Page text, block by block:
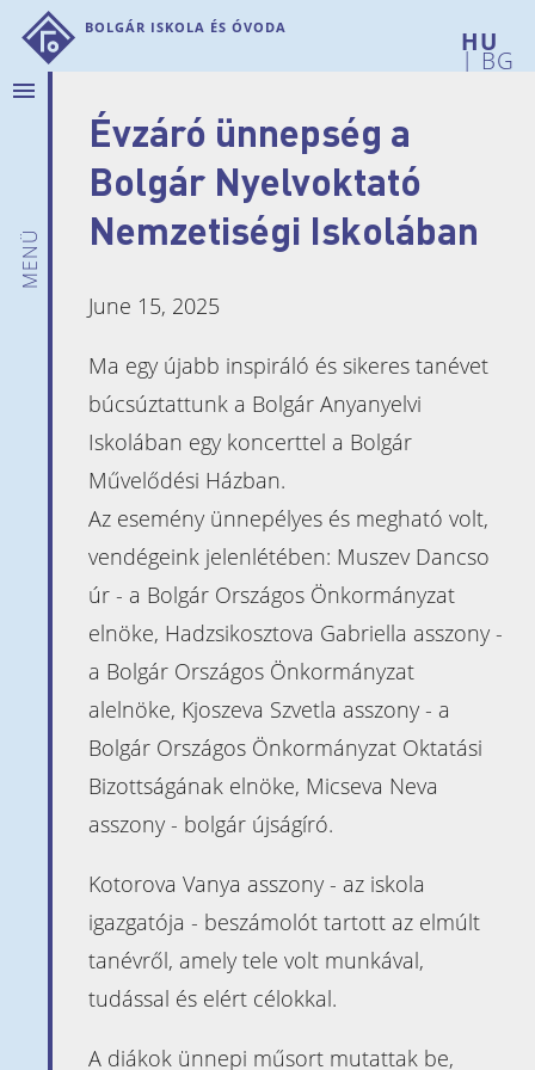
Bolgár Iskola és Óvoda
|BG
menu
menü
Évzáró ünnepség a
Bolgár Nyelvoktató
Nemzetiségi Iskolában
June 15, 2025
Ma egy újabb inspiráló és sikeres tanévet
búcsúztattunk a Bolgár Anyanyelvi
Iskolában egy koncerttel a Bolgár
Művelődési Házban.
Az esemény ünnepélyes és megható volt,
vendégeink jelenlétében: Muszev Dancso
úr - a Bolgár Országos Önkormányzat
elnöke, Hadzsikosztova Gabriella asszony -
a Bolgár Országos Önkormányzat
alelnöke, Kjoszeva Szvetla asszony - a
Bolgár Országos Önkormányzat Oktatási
Bizottságának elnöke, Micseva Neva
asszony - bolgár újságíró.
Kotorova Vanya asszony - az iskola
igazgatója - beszámolót tartott az elmúlt
tanévről, amely tele volt munkával,
tudással és elért célokkal.
A diákok ünnepi műsort mutattak be,
Rólunk
Hírek
Bemutatkozunk
Intézményi
Iskolánk
története
Telephelyeink
Pedagógusaink
Szülői
munkaközösség
Dokumentumok
Naptár
Heti órarend
Kapcsolat
Óvoda
Bemutatkozás
Beiratkozás
Pedagógusaink
Információk
Beiratkozás az
iskolába
Érettségi
vizsga